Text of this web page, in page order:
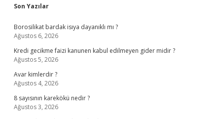
Sidebar
Son Yazılar
Borosilikat bardak isıya dayanıklı mı ?
Ağustos 6, 2026
Kredi gecikme faizi kanunen kabul edilmeyen gider midir ?
Ağustos 5, 2026
Avar kimlerdir ?
Ağustos 4, 2026
8 sayısının karekökü nedir ?
Ağustos 3, 2026